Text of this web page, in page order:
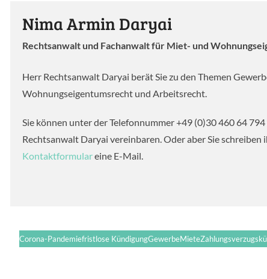
Nima Armin Daryai
Rechtsanwalt und Fachanwalt für Miet- und
Herr Rechtsanwalt Daryai berät Sie zu den Themen
Wohnungseigentumsrecht und Arbeitsrecht.
Sie können unter der Telefonnummer +49 (0)30 460 64
Rechtsanwalt Daryai vereinbaren. Oder aber Sie schreiben
Kontaktformulareine E-Mail.
Corona-Pandemiefristlose KündigungGewerbeMiete